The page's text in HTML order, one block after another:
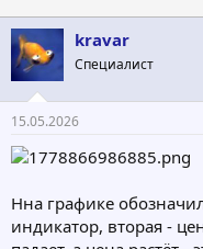
kravar
Специалист
15.05.2026
Нна графике
индикатор, вторая -